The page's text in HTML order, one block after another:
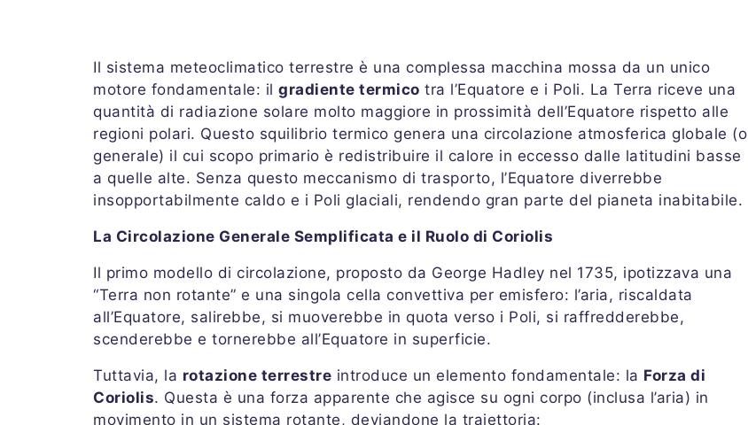
Il sistema meteoclimatico terrestre è una complessa macchina mossa da un unico
motore fondamentale: il gradiente termico tra l’Equatore e i Poli. La Terra riceve una
quantità di radiazione solare molto maggiore in prossimità dell’Equatore rispetto alle
regioni polari. Questo squilibrio termico genera una circolazione atmosferica globale (o
generale) il cui scopo primario è redistribuire il calore in eccesso dalle latitudini basse
a quelle alte. Senza questo meccanismo di trasporto, l’Equatore diverrebbe
insopportabilmente caldo e i Poli glaciali, rendendo gran parte del pianeta inabitabile.
La Circolazione Generale Semplificata e il Ruolo di Coriolis
Il primo modello di circolazione, proposto da George Hadley nel 1735, ipotizzava una
“Terra non rotante” e una singola cella convettiva per emisfero: l’aria, riscaldata
all’Equatore, salirebbe, si muoverebbe in quota verso i Poli, si raffredderebbe,
scenderebbe e tornerebbe all’Equatore in superficie.
Tuttavia, la rotazione terrestre introduce un elemento fondamentale: la Forza di
Coriolis. Questa è una forza apparente che agisce su ogni corpo (inclusa l’aria) in
movimento in un sistema rotante, deviandone la traiettoria: